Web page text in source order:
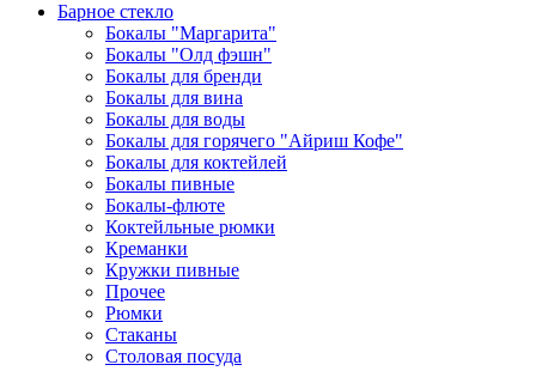
Барное стекло
Бокалы "Маргарита"
Бокалы "Олд фэшн"
Бокалы для бренди
Бокалы для вина
Бокалы для воды
Бокалы для горячего "Айриш Кофе"
Бокалы для коктейлей
Бокалы пивные
Бокалы-флюте
Коктейльные рюмки
Креманки
Кружки пивные
Прочее
Рюмки
Стаканы
Столовая посуда